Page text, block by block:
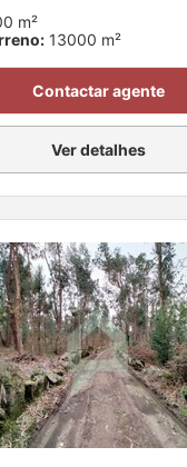
m²
13000 m²
Contactar agente
Ver detalhes